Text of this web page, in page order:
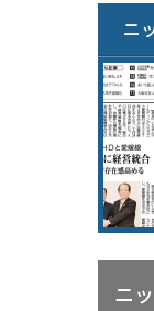
ニ
ニ